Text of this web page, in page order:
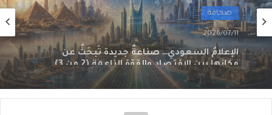
صحافة
2026/07/10
الإعلام السعودي… صناعةٌ جديدة تَبحَثُ عن
مكانها بين الاقتصاد والقوّة الناعمة (1 من 3)